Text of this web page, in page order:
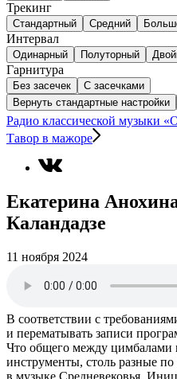
Трекинг
Стандартный Средний
Интервал
Одинарный Полуторный
Гарнитура
Без засечек
С засечками
Вернуть стандартные настройки
Радио классической музыки
Тавор в мажоре
Екатерина
Каландадзе
11 ноября 2024
В соответствии с
и перематывать записи
Что общего между цимбалами
инструменты, столь разные по
в музыке Средневековья.